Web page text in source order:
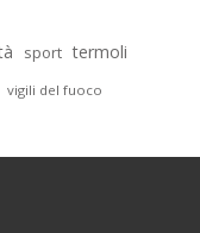
sport termoli
vigili del fuoco